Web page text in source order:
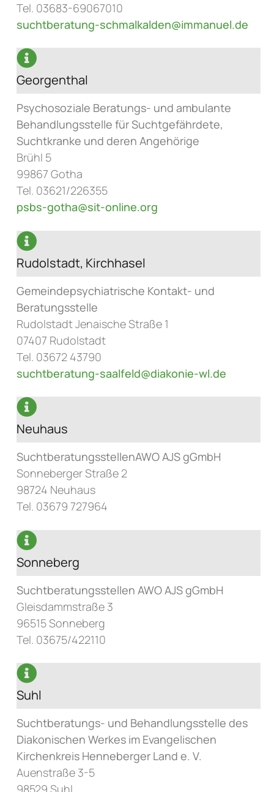
Tel. 03683-69067010
suchtberatung-schmalkalden@immanuel.de
Georgenthal
Psychosoziale Beratungs- und ambulante
Behandlungsstelle für Suchtgefährdete,
Suchtkranke und deren Angehörige
Brühl 5
99867 Gotha
Tel. 03621/226355
psbs-gotha@sit-online.org
Rudolstadt, Kirchhasel
Gemeindepsychiatrische Kontakt- und
Beratungsstelle
Rudolstadt Jenaische Straße 1
07407 Rudolstadt
Tel. 03672 43790
suchtberatung-saalfeld@diakonie-wl.de
Neuhaus
SuchtberatungsstellenAWO AJS gGmbH
Sonneberger Straße 2
98724 Neuhaus
Tel. 03679 727964
Sonneberg
Suchtberatungsstellen AWO AJS gGmbH
Gleisdammstraße 3
96515 Sonneberg
Tel. 03675/422110
Suhl
Suchtberatungs- und Behandlungsstelle des
Diakonischen Werkes im Evangelischen
Kirchenkreis Henneberger Land e. V.
Auenstraße 3-5
98529 Suhl